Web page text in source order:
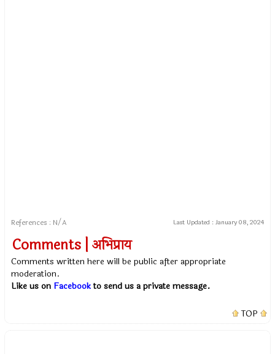
References : N/A Last Updated : January 08, 2024
Comments | अभिप्राय
Comments written here will be public after appropriate
moderation.
Like us on Facebookto send us a private message.
TOP